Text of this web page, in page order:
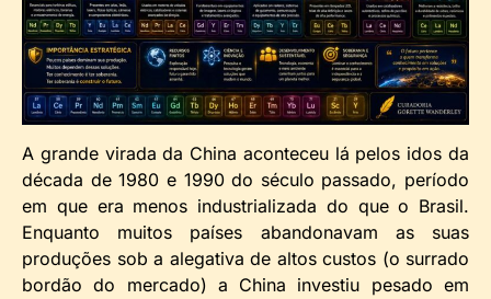
A grande virada da China aconteceu lá pelos idos da
década de 1980 e 1990 do século passado, período
em que era menos industrializada do que o Brasil.
Enquanto muitos países abandonavam as suas
produções sob a alegativa de altos custos (o surrado
bordão do mercado) a China investiu pesado em